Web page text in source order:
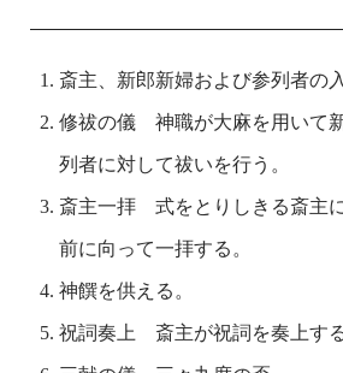
斎主、新郎新婦および参列者の
修祓の儀 神職が大麻を用いて
列者に対して祓いを行う。
斎主一拝 式をとりしきる斎主
前に向って一拝する。
神饌を供える。
祝詞奏上 斎主が祝詞を奏上する